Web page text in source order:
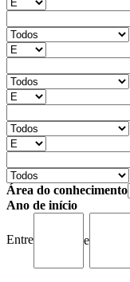
Área do conhecimento
Ano de início
Entre e